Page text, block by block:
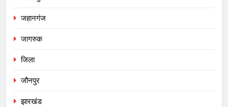
जहानगंज
जागरुक
जिला
जौनपुर
झारखंड